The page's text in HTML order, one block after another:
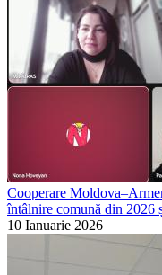
Cooperare
întâlnire comună din 2026
10 Ianuarie 2026